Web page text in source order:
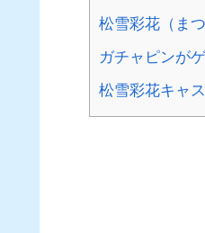
松雪彩花（ま
ガチャピンが
松雪彩花キャ